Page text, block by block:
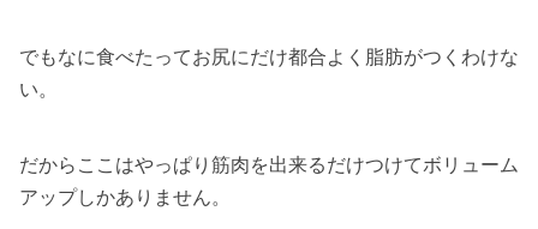
でもなに食べたってお尻にだけ都合よく脂肪がつくわけな
い。
だからここはやっぱり筋肉を出来るだけつけてボリューム
アップしかありません。